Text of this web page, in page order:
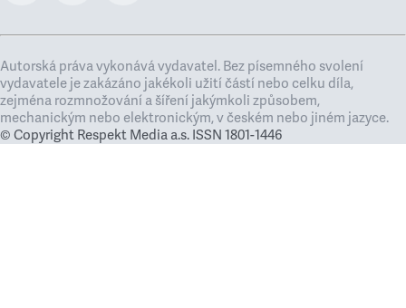
Autorská práva vykonává vydavatel. Bez písemného svolení
vydavatele je zakázáno jakékoli užití částí nebo celku díla,
zejména rozmnožování a šíření jakýmkoli způsobem,
mechanickým nebo elektronickým, v českém nebo jiném jazyce.
© Copyright Respekt Media a.s. ISSN 1801-1446